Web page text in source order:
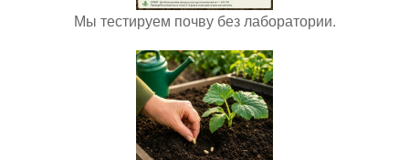
Мы тестируем почву без лаборатории.